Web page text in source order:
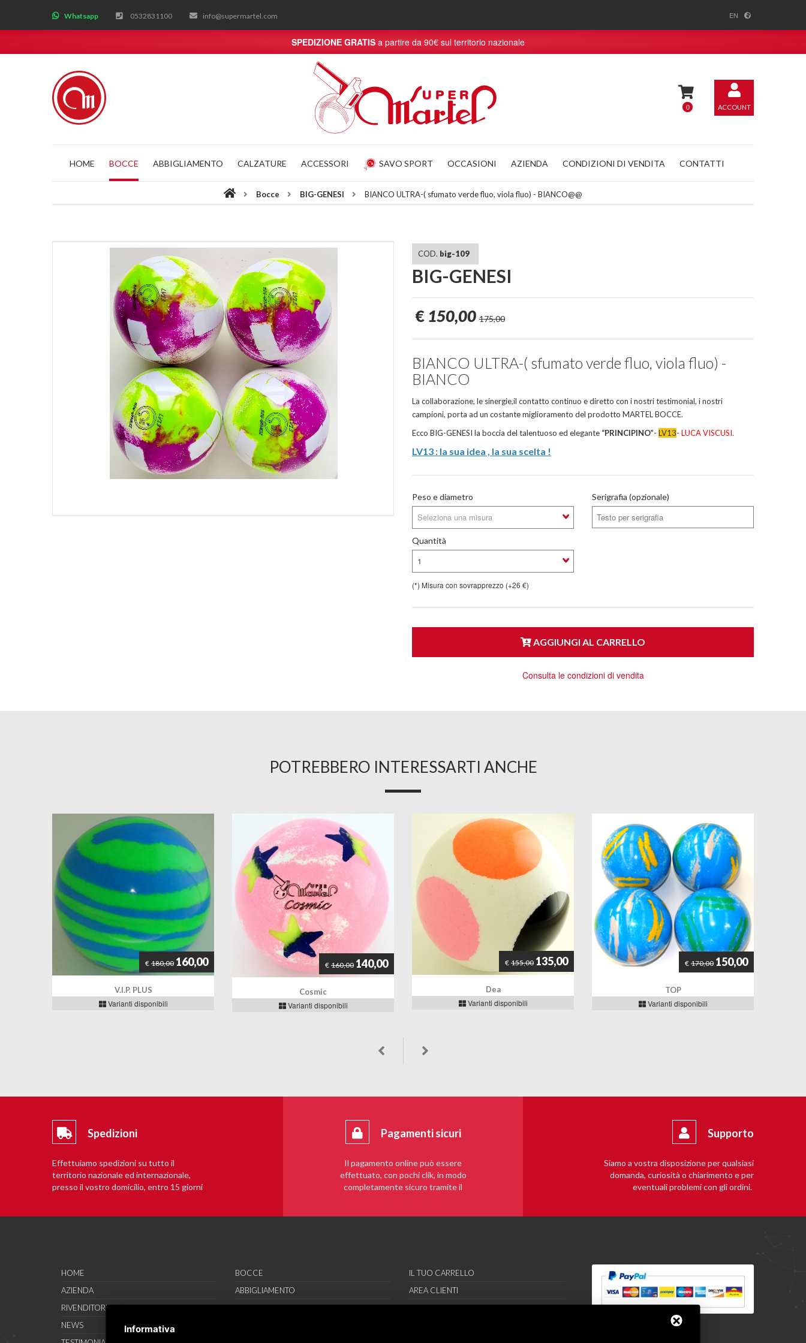
Whatsapp 0532831100 info@supermartel.com EN
SPEDIZIONE GRATISa partire da 90€ sul territorio nazionale
0 ACCOUNT
HOME BOCCE ABBIGLIAMENTO CALZATURE ACCESSORI SAVO SPORT OCCASIONI AZIENDA CONDIZIONI DI VENDITA CONTATTI
Bocce BIG-GENESI BIANCO ULTRA-( sfumato verde fluo, viola fluo) - BIANCO@@
COD. big-109
BIG-GENESI
€ 150,00 175,00
BIANCO ULTRA-( sfumato verde fluo, viola fluo) -
BIANCO
La collaborazione, le sinergie,il contatto continuo e diretto con i nostri testimonial, i nostri
campioni, porta ad un costante miglioramento del prodotto MARTEL BOCCE.
Ecco BIG-GENESI la boccia del talentuoso ed elegante “PRINCIPINO”- LV13- LUCA VISCUSI.
LV13 : la sua idea , la sua scelta !
Peso e diametro
Seleziona una misura
Serigrafia (opzionale)
Quantità
1
(*) Misura con sovrapprezzo (+26 €)
AGGIUNGI AL CARRELLO
Consulta le condizioni di vendita
POTREBBERO INTERESSARTI ANCHE
€ 180,00 160,00
V.I.P. PLUS
Varianti disponibili
€ 160,00 140,00
Cosmic
Varianti disponibili
€ 155,00 135,00
Dea
Varianti disponibili
€ 170,00 150,00
TOP
Varianti disponibili
Spedizioni
Effettuiamo spedizioni su tutto il
territorio nazionale ed internazionale,
presso il vostro domicilio, entro 15 giorni
Pagamenti sicuri
Il pagamento online può essere
effettuato, con pochi clik, in modo
completamente sicuro tramite il
Supporto
Siamo a vostra disposizione per qualsiasi
domanda, curiosità o chiarimento e per
eventuali problemi con gli ordini.
HOME
AZIENDA
RIVENDITORI
NEWS
BOCCE
ABBIGLIAMENTO
CALZATURE
IL TUO CARRELLO
AREA CLIENTI
REGISTRAMI
Informativa